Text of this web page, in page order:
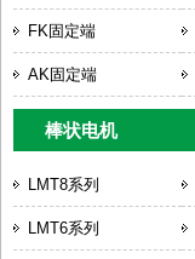
FK固定端
AK固定端
棒状电机
LMT8系列
LMT6系列